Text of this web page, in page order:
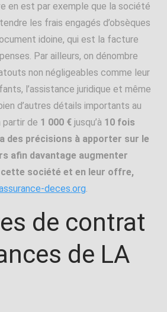
en est par exemple que la société
les frais engagés d’obsèques
idoine, qui est la facture
Par ailleurs, on dénombre
non négligeables comme leur
l’assistance juridique et même
d’autres détails importants au
partir de 1 000 € jusqu’à 10 fois
des précisions à apporter sur le
afin davantage augmenter
société et en leur offre,
deces.org.
de contrat
de LA